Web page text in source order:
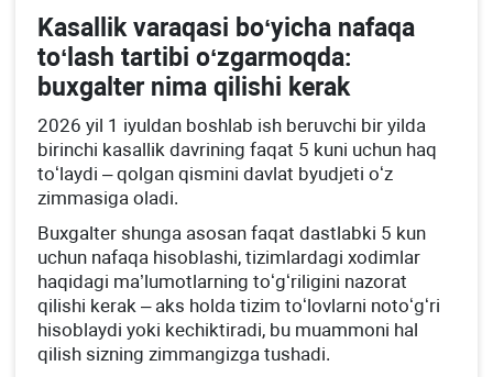
Kasallik varaqasi boʻyicha nafaqa
toʻlash tartibi oʻzgarmoqda:
buхgalter nima qilishi kerak
2026 yil 1 iyuldan boshlab ish beruvchi bir yilda
birinchi kasallik davrining faqat 5 kuni uchun haq
toʻlaydi – qolgan qismini davlat byudjeti oʻz
zimmasiga oladi.
Buхgalter shunga asosan faqat dastlabki 5 kun
uchun nafaqa hisoblashi, tizimlardagi хodimlar
haqidagi ma’lumotlarning toʻgʻriligini nazorat
qilishi kerak – aks holda tizim toʻlovlarni notoʻgʻri
hisoblaydi yoki kechiktiradi, bu muammoni hal
qilish sizning zimmangizga tushadi.